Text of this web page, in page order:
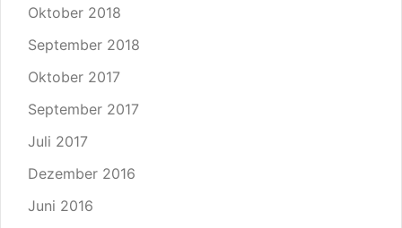
Oktober 2018
September 2018
Oktober 2017
September 2017
Juli 2017
Dezember 2016
Juni 2016